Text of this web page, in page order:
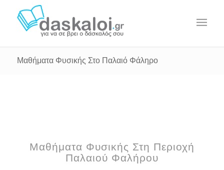
Μαθήματα Φυσικής Στο Παλαιό Φάληρο
Μαθήματα Φυσικής Στη Περιοχή
Παλαιού Φαλήρου